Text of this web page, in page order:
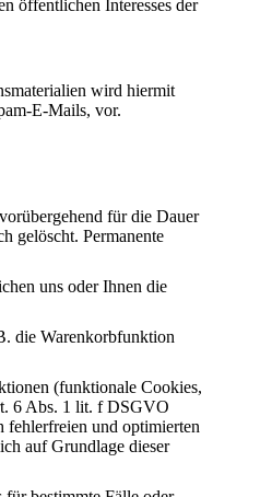
öffentlichen Interesses der
wird hiermit
E-Mails, vor.
für die Dauer
gelöscht. Permanente
uns oder Ihnen die
die Warenkorbfunktion
(funktionale Cookies,
6 Abs. 1 lit. f DSGVO
fehlerfreien und optimierten
auf Grundlage dieser